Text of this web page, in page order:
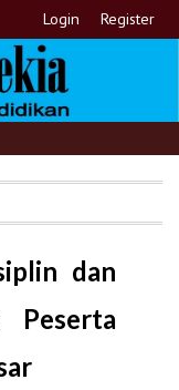
Login Register
dan
Peserta